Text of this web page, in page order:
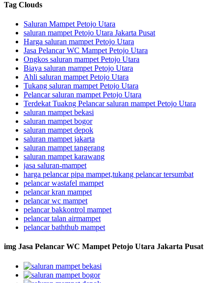
Tag Clouds
Saluran Mampet Petojo Utara
saluran mampet Petojo Utara Jakarta Pusat
Harga saluran mampet Petojo Utara
Jasa Pelancar WC Mampet Petojo Utara
Ongkos saluran mampet Petojo Utara
Biaya saluran mampet Petojo Utara
Ahli saluran mampet Petojo Utara
Tukang saluran mampet Petojo Utara
Pelancar saluran mampet Petojo Utara
Terdekat Tuakng Pelancar saluran mampet Petojo Utara
saluran mampet bekasi
saluran mampet bogor
saluran mampet depok
saluran mampet jakarta
saluran mampet tangerang
saluran mampet karawang
jasa saluran-mampet
harga pelancar pipa mampet,tukang pelancar tersumbat
pelancar wastafel mampet
pelancar kran mampet
pelancar wc mampet
pelancar bakkontrol mampet
pelancar talan airmampet
pelancar baththub mampet
img Jasa Pelancar WC Mampet Petojo Utara Jakarta Pusat